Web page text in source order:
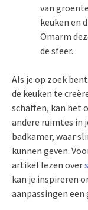
van
keuken en
Omarm
de sfeer.
Als je op zoek
de keuken te
schaffen, kan het
andere ruimtes in
badkamer, waar
kunnen geven.
artikel lezen over
kan je inspireren
aanpassingen